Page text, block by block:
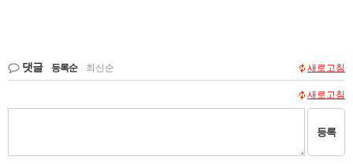
댓글 등록순 최신순 새로고침
새로고침
등록